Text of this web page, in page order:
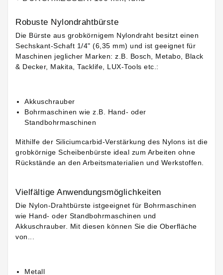
Robuste Nylondrahtbürste
Die Bürste aus grobkörnigem Nylondraht besitzt einen
Sechskant-Schaft 1/4" (6,35 mm) und ist geeignet für
Maschinen jeglicher Marken: z.B. Bosch, Metabo, Black
& Decker, Makita, Tacklife, LUX-Tools etc.:
Akkuschrauber
Bohrmaschinen wie z.B. Hand- oder
Standbohrmaschinen
Mithilfe der Siliciumcarbid-Verstärkung des Nylons ist die
grobkörnige Scheibenbürste ideal zum Arbeiten ohne
Rückstände an den Arbeitsmaterialien und Werkstoffen.
Vielfältige Anwendungsmöglichkeiten
Die Nylon-Drahtbürste istgeeignet für Bohrmaschinen
wie Hand- oder Standbohrmaschinen und
Akkuschrauber. Mit diesen können Sie die Oberfläche
von...
Metall